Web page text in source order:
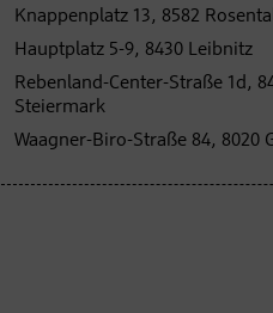
Knappenplatz 13, 8582
Hauptplatz 5-9, 8430 Leibnitz
Rebenland-Center-Straße 1d,
Steiermark
Waagner-Biro-Straße 84, 8020